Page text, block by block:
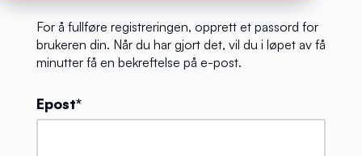
For å fullføre registreringen, opprett et passord for
brukeren din. Når du har gjort det, vil du i løpet av få
minutter få en bekreftelse på e-post.
Epost*